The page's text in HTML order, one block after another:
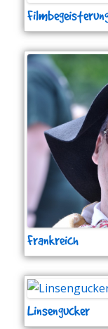
Frankreich
Linsengucker